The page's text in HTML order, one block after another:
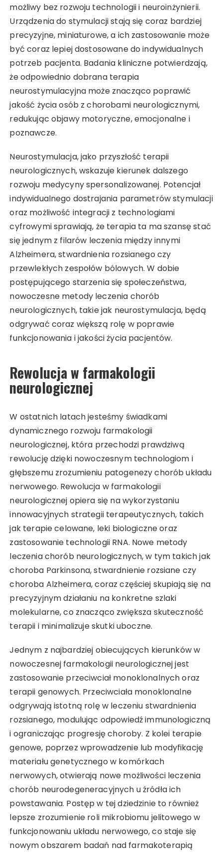
możliwy bez rozwoju technologii i neuroinżynierii.
Urządzenia do stymulacji stają się coraz bardziej
precyzyjne, miniaturowe, a ich zastosowanie może
być coraz lepiej dostosowane do indywidualnych
potrzeb pacjenta. Badania kliniczne potwierdzają,
że odpowiednio dobrana terapia
neurostymulacyjna może znacząco poprawić
jakość życia osób z chorobami neurologicznymi,
redukując objawy motoryczne, emocjonalne i
poznawcze.
Neurostymulacja, jako przyszłość terapii
neurologicznych, wskazuje kierunek dalszego
rozwoju medycyny spersonalizowanej. Potencjał
indywidualnego dostrajania parametrów stymulacji
oraz możliwość integracji z technologiami
cyfrowymi sprawiają, że terapia ta ma szansę stać
się jednym z filarów leczenia między innymi
Alzheimera, stwardnienia rozsianego czy
przewlekłych zespołów bólowych. W dobie
postępującego starzenia się społeczeństwa,
nowoczesne metody leczenia chorób
neurologicznych, takie jak neurostymulacja, będą
odgrywać coraz większą rolę w poprawie
funkcjonowania i jakości życia pacjentów.
Rewolucja w farmakologii
neurologicznej
W ostatnich latach jesteśmy świadkami
dynamicznego rozwoju farmakologii
neurologicznej, która przechodzi prawdziwą
rewolucję dzięki nowoczesnym technologiom i
głębszemu zrozumieniu patogenezy chorób układu
nerwowego. Rewolucja w farmakologii
neurologicznej opiera się na wykorzystaniu
innowacyjnych strategii terapeutycznych, takich
jak terapie celowane, leki biologiczne oraz
zastosowanie technologii RNA. Nowe metody
leczenia chorób neurologicznych, w tym takich jak
choroba Parkinsona, stwardnienie rozsiane czy
choroba Alzheimera, coraz częściej skupiają się na
precyzyjnym działaniu na konkretne szlaki
molekularne, co znacząco zwiększa skuteczność
terapii i minimalizuje skutki uboczne.
Jednym z najbardziej obiecujących kierunków w
nowoczesnej farmakologii neurologicznej jest
zastosowanie przeciwciał monoklonalnych oraz
terapii genowych. Przeciwciała monoklonalne
odgrywają istotną rolę w leczeniu stwardnienia
rozsianego, modulując odpowiedź immunologiczną
i ograniczając progresję choroby. Z kolei terapie
genowe, poprzez wprowadzenie lub modyfikację
materiału genetycznego w komórkach
nerwowych, otwierają nowe możliwości leczenia
chorób neurodegeneracyjnych u źródła ich
powstawania. Postęp w tej dziedzinie to również
lepsze zrozumienie roli mikrobiomu jelitowego w
funkcjonowaniu układu nerwowego, co staje się
nowym obszarem badań nad farmakoterapią